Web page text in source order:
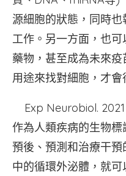
源細胞的狀態，同時
工作。另一方面，也
藥物，甚至成為未來
用途來找對細胞，才會
Exp Neurobiol. 2021
作為人類疾病的生物標
預後、預測和治療干
中的循環外泌體，就